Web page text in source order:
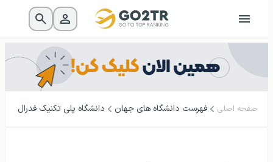
صفحه اصلی فهرست دانشگاه‌ های جهان دانشگاه پلی تکنیک فدرال